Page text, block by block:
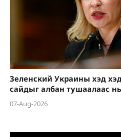
Зеленский Украины хэд
сайдыг албан тушаалаас
07-Aug-2026